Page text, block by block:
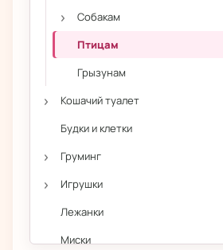
› Собакам
Птицам
Грызунам
› Кошачий туалет
Будки и клетки
› Груминг
› Игрушки
Лежанки
Миски